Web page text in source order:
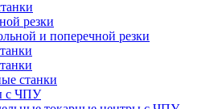
резки
и поперечной резки
станки
с ЧПУ